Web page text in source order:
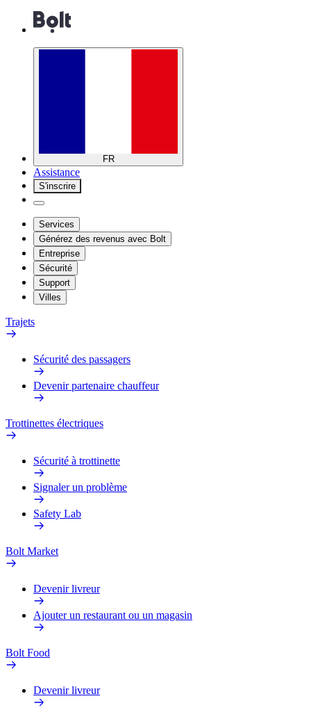
FR
Assistance
S'inscrire
Services
Générez des revenus avec Bolt
Entreprise
Sécurité
Support
Villes
Trajets
Sécurité des passagers
Devenir partenaire chauffeur
Trottinettes électriques
Sécurité à trottinette
Signaler un problème
Safety Lab
Bolt Market
Devenir livreur
Ajouter un restaurant ou un magasin
Bolt Food
Devenir livreur